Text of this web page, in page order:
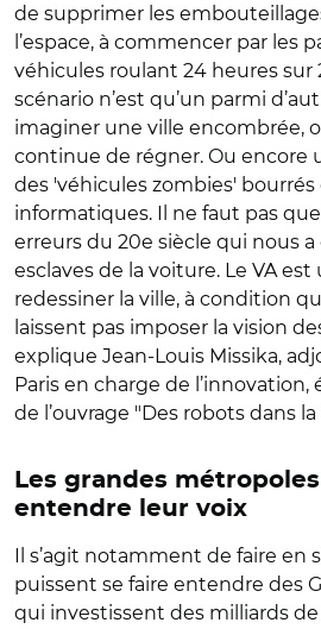
de supprimer les
l’espace, à commencer par les
véhicules roulant 24 heures sur
scénario n’est qu’un parmi
imaginer une ville encombrée,
continue de régner. Ou encore
des 'véhicules zombies'
informatiques. Il ne faut pas
erreurs du 20e siècle qui nous
esclaves de la voiture. Le VA
redessiner la ville, à condition
laissent pas imposer la vision
explique Jean-Louis Missika,
Paris en charge de
de l’ouvrage "Des robots dans la
Les grandes
entendre leur voix
Il s’agit notamment de faire en
puissent se faire entendre des
qui investissent des milliards de